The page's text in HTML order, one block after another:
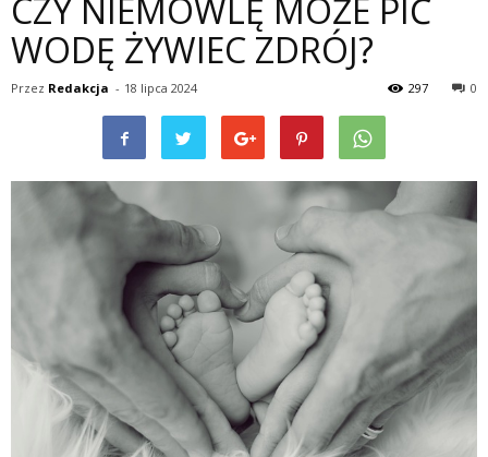
CZY NIEMOWLĘ MOŻE PIĆ
WODĘ ŻYWIEC ZDRÓJ?
Przez Redakcja - 18 lipca 2024 0
297